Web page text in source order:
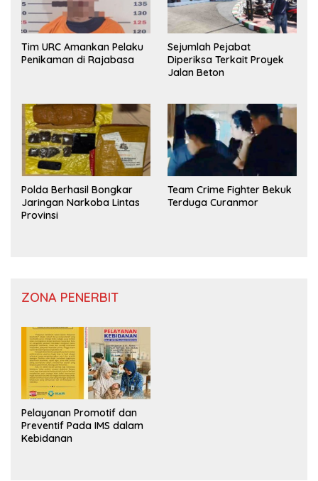
Tim URC Amankan Pelaku
Penikaman di Rajabasa
Sejumlah Pejabat
Diperiksa Terkait Proyek
Jalan Beton
Polda Berhasil Bongkar
Jaringan Narkoba Lintas
Provinsi
Team Crime Fighter Bekuk
Terduga Curanmor
ZONA PENERBIT
Pelayanan Promotif dan
Preventif Pada IMS dalam
Kebidanan